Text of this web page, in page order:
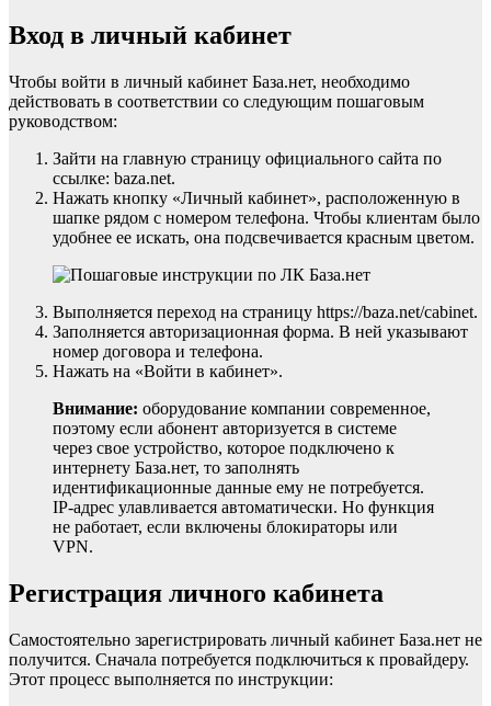
Вход в личный кабинет
Чтобы войти в личный кабинет База.нет, необходимо
действовать в соответствии со следующим пошаговым
руководством:
Зайти на главную страницу официального сайта по
ссылке: baza.net.
Нажать кнопку «Личный кабинет», расположенную в
шапке рядом с номером телефона. Чтобы клиентам было
удобнее ее искать, она подсвечивается красным цветом.
Выполняется переход на страницу https://baza.net/cabinet.
Заполняется авторизационная форма. В ней указывают
номер договора и телефона.
Нажать на «Войти в кабинет».
Внимание: оборудование компании современное,
поэтому если абонент авторизуется в системе
через свое устройство, которое подключено к
интернету База.нет, то заполнять
идентификационные данные ему не потребуется.
IP-адрес улавливается автоматически. Но функция
не работает, если включены блокираторы или
VPN.
Регистрация личного кабинета
Самостоятельно зарегистрировать личный кабинет База.нет не
получится. Сначала потребуется подключиться к провайдеру.
Этот процесс выполняется по инструкции: